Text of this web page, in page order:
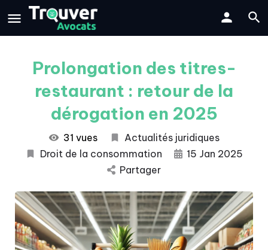
Prolongation des titres-
restaurant : retour de la
dérogation en 2025
31 vues
Actualités juridiques
Droit de la consommation
15 Jan 2025
Partager